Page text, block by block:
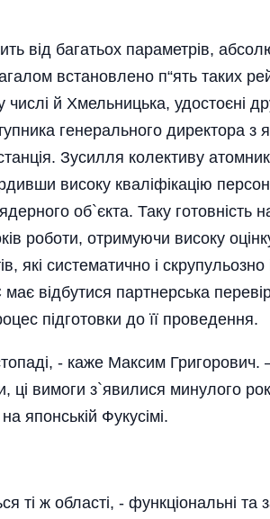
від багатьох параметрів,
встановлено п“ять таких
й Хмельницька, удостоєні
генерального директора з
Зусилля колективу
високу кваліфікацію
об`єкта. Таку готовність
роботи, отримуючи високу
які систематично і скрупульозно
відбутися партнерська
підготовки до її проведення.
- каже Максим
ці вимоги з`явилися минулого
японській Фукусімі.
ті ж області, - функціональні та